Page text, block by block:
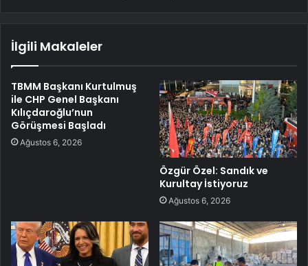
İlgili Makaleler
TBMM Başkanı Kurtulmuş
ile CHP Genel Başkanı
Kılıçdaroğlu’nun
Görüşmesi Başladı
Ağustos 6, 2026
Özgür Özel: Sandık ve
Kurultay İstiyoruz
Ağustos 6, 2026